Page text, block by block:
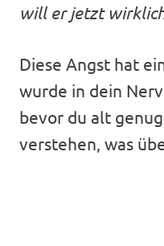
will er jetzt
Diese Angst hat
wurde in dein
bevor du alt
verstehen, was